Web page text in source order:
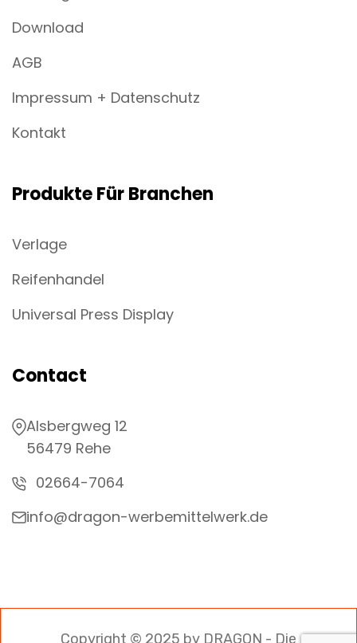
Download
AGB
Impressum + Datenschutz
Kontakt
Produkte Für Branchen
Verlage
Reifenhandel
Universal Press Display
Contact
Alsbergweg 12
56479 Rehe
02664-7064
info@dragon-werbemittelwerk.de
Copyright © 2025 by DRAGON - Die